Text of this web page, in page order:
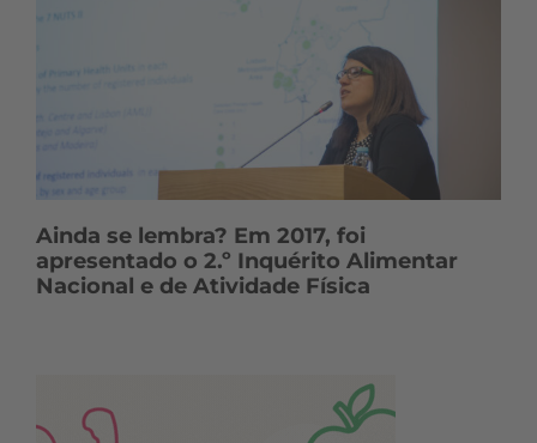
Ainda se lembra? Em 2017, foi
apresentado o 2.º Inquérito Alimentar
Nacional e de Atividade Física